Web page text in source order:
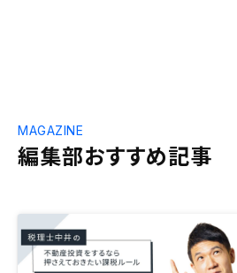
編集部おすすめ記事
MAGAZINE